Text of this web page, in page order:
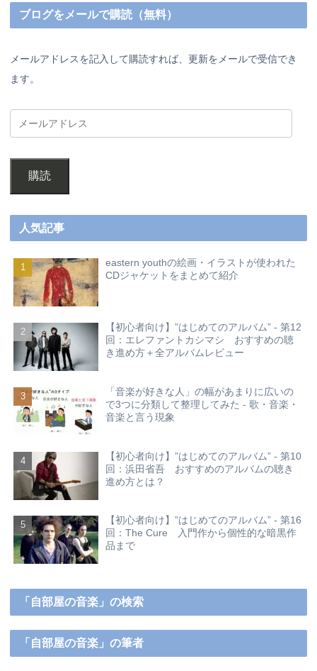
ブログをメールで購読（無料）
メールアドレスを記入して購読すれば、更新をメールで受信でき
ます。
購読
人気記事
eastern youthの絵画・イラストが使われた
CDジャケットをまとめて紹介
【初心者向け】”はじめてのアルバム” - 第12
回：エレファントカシマシ おすすめの聴
き進め方＋全アルバムレビュー
「音楽が好きな人」の幅があまりに広いの
で3つに分類して整理してみた - 歌・音楽・
音楽と言う現象
【初心者向け】”はじめてのアルバム” - 第10
回：浜田省吾 おすすめのアルバムの聴き
進め方とは？
【初心者向け】”はじめてのアルバム” - 第16
回：The Cure 入門作から個性的な暗黒作
品まで
「自部屋の音楽」の検索
「自部屋の音楽」の筆者